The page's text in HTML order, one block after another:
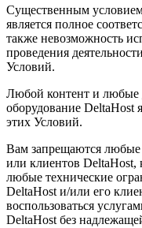
Существенным
является полное
также невозможность
проведения
Условий.
Любой контент и любые
оборудование DeltaHost
этих Условий.
Вам запрещаются любые
или клиентов
любые технические
DeltaHost и/или его
воспользоваться
DeltaHost без